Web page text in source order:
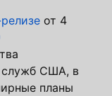
от 4
служб США, в
планы